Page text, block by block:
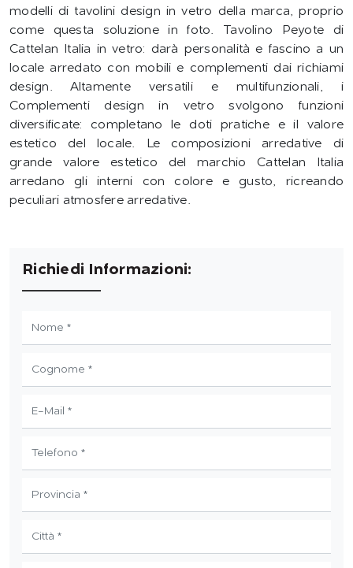
modelli di tavolini design in vetro della marca, proprio
come questa soluzione in foto. Tavolino Peyote di
Cattelan Italia in vetro: darà personalità e fascino a un
locale arredato con mobili e complementi dai richiami
design. Altamente versatili e multifunzionali, i
Complementi design in vetro svolgono funzioni
diversificate: completano le doti pratiche e il valore
estetico del locale. Le composizioni arredative di
grande valore estetico del marchio Cattelan Italia
arredano gli interni con colore e gusto, ricreando
peculiari atmosfere arredative.
Richiedi Informazioni: